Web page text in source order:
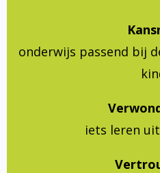
onderwijs passend bij
iets leren